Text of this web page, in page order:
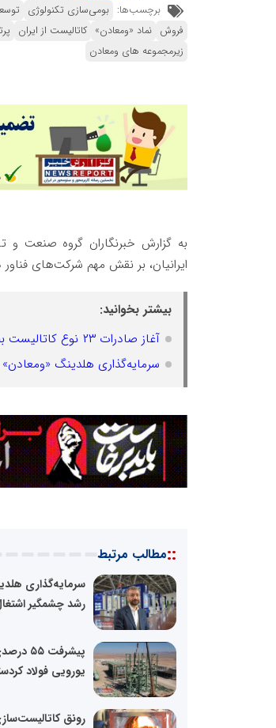
برچسب‌ها: بومی‌سازی تکنولوژی‌
فروش نماد «ومعادن» کاتالیست از ایران
زیرمجموعه های ومعادن
به گزارش خبرنگاران گروه صنعت و
ایرانیان، بر نقش مهم شرکت‌های
بیشتر بخوانید:
آغاز صادرات ۲۳ نوع کاتالیست به عراق توسط اولین صادرکننده ایرانی
سرمایه‌گذاری هلدینگ
::مطالب مرتبط
سرمایه‌گذاری
رشد چشمگیر
یورویی فولاد
رونق